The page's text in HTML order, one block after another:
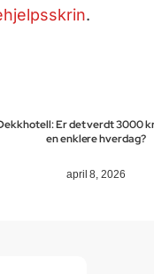
.
Er det verdt 3000
en enklere hverdag?
april 8, 2026